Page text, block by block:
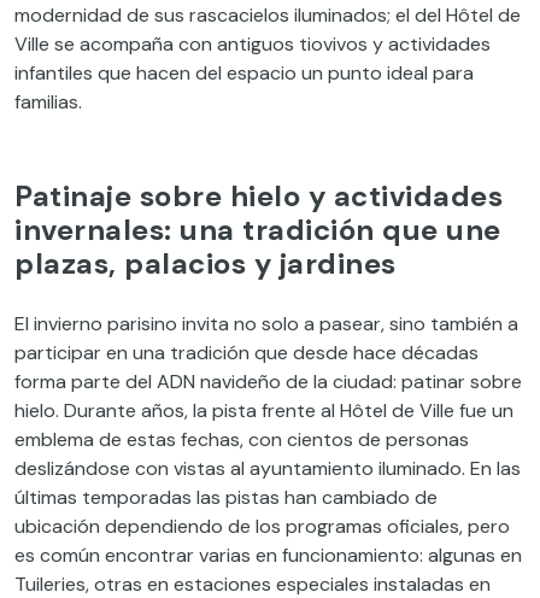
modernidad de sus rascacielos iluminados; el del Hôtel de
Ville se acompaña con antiguos tiovivos y actividades
infantiles que hacen del espacio un punto ideal para
familias.
Patinaje sobre hielo y actividades
invernales: una tradición que une
plazas, palacios y jardines
El invierno parisino invita no solo a pasear, sino también a
participar en una tradición que desde hace décadas
forma parte del ADN navideño de la ciudad: patinar sobre
hielo. Durante años, la pista frente al Hôtel de Ville fue un
emblema de estas fechas, con cientos de personas
deslizándose con vistas al ayuntamiento iluminado. En las
últimas temporadas las pistas han cambiado de
ubicación dependiendo de los programas oficiales, pero
es común encontrar varias en funcionamiento: algunas en
Tuileries, otras en estaciones especiales instaladas en